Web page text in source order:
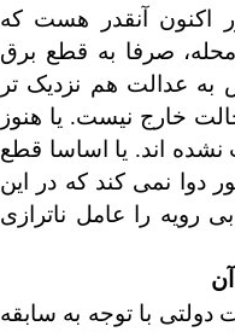
اکنون آنقدر هست که
صرفا به قطع برق
عدالت هم نزدیک تر
خارج نیست. یا هنوز
اند. یا اساسا قطع
دوا نمی کند که در این
را عامل ناترازی
دولتی با توجه به سابقه